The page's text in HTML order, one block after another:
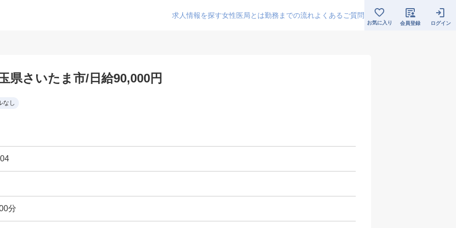
求人情報を探す女性医局とは勤務までの流れよくあるご質問
お気に入り 会員登録 ログイン
県さいたま市/日給90,000円
なし
分